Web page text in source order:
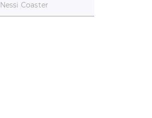
Nessi Coaster